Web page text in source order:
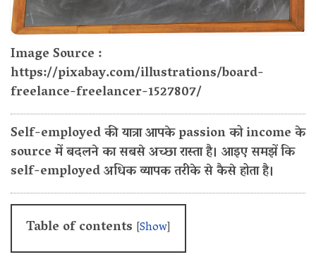
Image Source :
https://pixabay.com/illustrations/board-
freelance-freelancer-1527807/
Self-employed की यात्रा आपके passion को income के
source में बदलने का सबसे अच्छा रास्ता है। आइए समझें कि
self-employed अधिक व्यापक तरीके से कैसे होता है।
Table of contents [Show]